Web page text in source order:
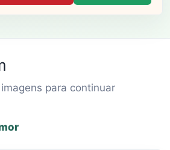
para continuar